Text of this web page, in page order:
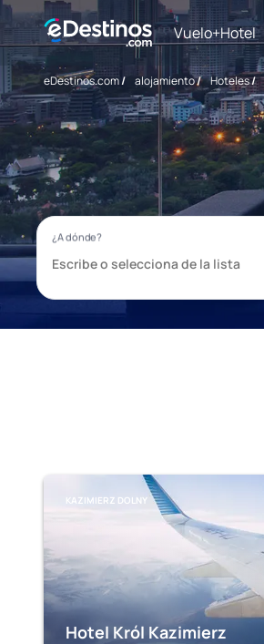
Vuelo+Hotel
eDestinos.com/ alojamiento/ Hoteles/
KAZIMIERZ DOLNY
Hotel Król Kazimierz